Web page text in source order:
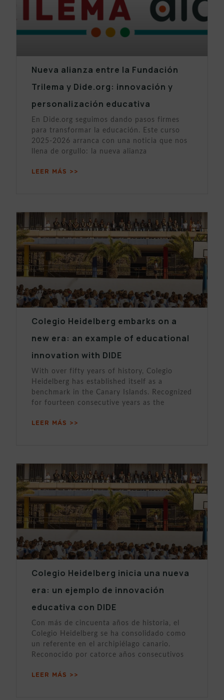
Nueva alianza entre la Fundación
Trilema y Dide.org: innovación y
personalización educativa
En Dide.org seguimos dando pasos firmes
para transformar la educación. Este curso
2025-2026 arranca con una noticia que nos
llena de orgullo: la nueva alianza
LEER MÁS >>
Colegio Heidelberg embarks on a
new era: an example of educational
innovation with DIDE
With over fifty years of history, Colegio
Heidelberg has established itself as a
benchmark in the Canary Islands. Recognized
for fourteen consecutive years as the
LEER MÁS >>
Colegio Heidelberg inicia una nueva
era: un ejemplo de innovación
educativa con DIDE
Con más de cincuenta años de historia, el
Colegio Heidelberg se ha consolidado como
un referente en el archipiélago canario.
Reconocido por catorce años consecutivos
LEER MÁS >>